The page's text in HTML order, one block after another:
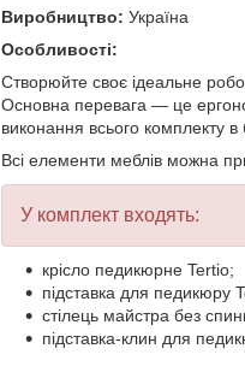
Виробництво: Україна
Особливості:
Створюйте своє ідеальне
Основна перевага — це
виконання всього комплекту
Всі елементи меблів можна
У комплект входять:
крісло педикюрне Tertio;
підставка для педикюру
стілець майстра без
підставка-клин для